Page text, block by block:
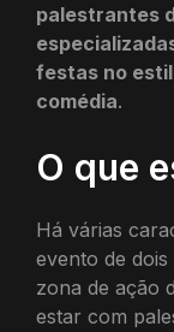
palestrantes
festas no
comédia.
O que
Há várias
evento de
zona de ação
estar com